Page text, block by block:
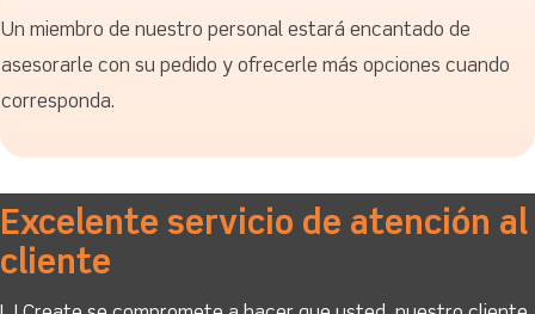
Un miembro de nuestro personal estará encantado de
asesorarle con su pedido y ofrecerle más opciones cuando
corresponda.
Excelente servicio de atención al
cliente